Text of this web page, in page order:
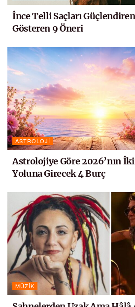
İnce Telli Saçları
Gösteren 9 Öneri
ASTROLOJI
Astrolojiye Göre 2026’nın
Yoluna Girecek 4 Burç
MÜZIK